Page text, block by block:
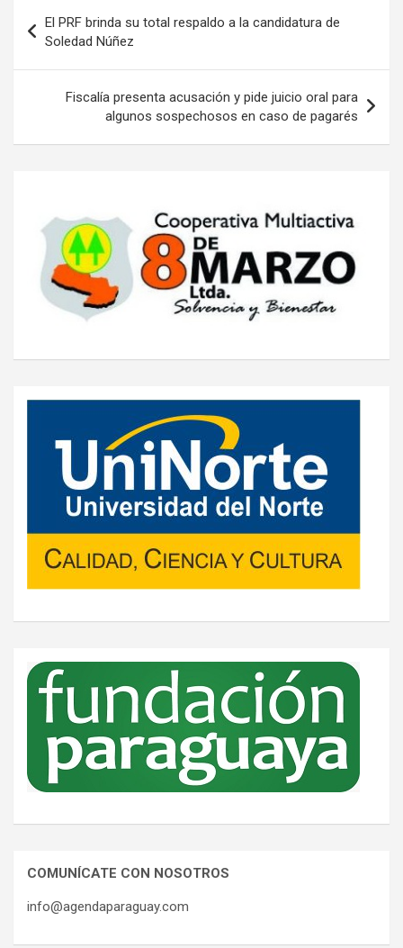
de
entradas
El PRF brinda su total respaldo a la candidatura de
Soledad Núñez
Fiscalía presenta acusación y pide juicio oral para
algunos sospechosos en caso de pagarés
COMUNÍCATE CON NOSOTROS
info@agendaparaguay.com